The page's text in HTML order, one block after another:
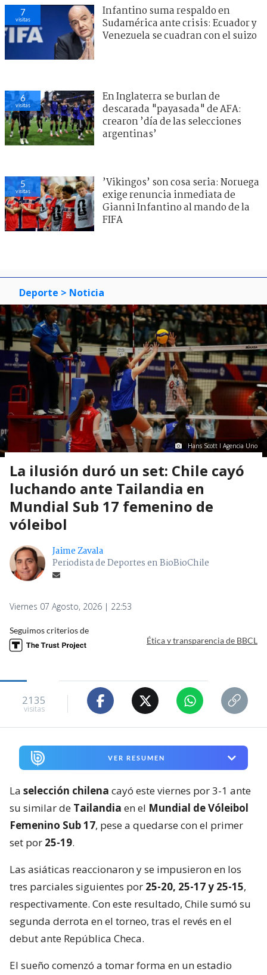
7
visitas
Infantino suma respaldo en
Sudamérica ante crisis: Ecuador y
Venezuela se cuadran con el suizo
6
visitas
En Inglaterra se burlan de
descarada "payasada" de AFA:
crearon ’día de las selecciones
argentinas’
5
visitas
’Vikingos’ son cosa seria: Noruega
exige renuncia inmediata de
Gianni Infantino al mando de la
FIFA
Deporte > Noticia
Hans Scott I Agencia Uno
La ilusión duró un set: Chile cayó
luchando ante Tailandia en
Mundial Sub 17 femenino de
vóleibol
Jaime Zavala
Periodista de Deportes en BioBioChile
Viernes 07 Agosto, 2026 | 22:53
Seguimos criterios de
Ética y transparencia de BBCL
2135
visitas
VER RESUMEN
La selección chilena cayó este viernes por 3-1 ante
su similar de Tailandia en el Mundial de Vóleibol
Femenino Sub 17, pese a quedarse con el primer
set por 25-19.
Las asiáticas reaccionaron y se impusieron en los
tres parciales siguientes por 25-20, 25-17 y 25-15,
respectivamente. Con este resultado, Chile sumó su
segunda derrota en el torneo, tras el revés en el
debut ante República Checa.
El sueño comenzó a tomar forma en un estadio